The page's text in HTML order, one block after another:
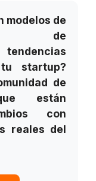
modelos de
de
startup?
de
están
con
reales del